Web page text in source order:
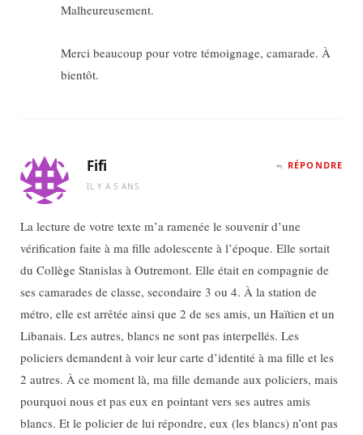
Malheureusement.
Merci beaucoup pour votre témoignage, camarade. À
bientôt.
Fifi
IL Y A 5 ANS
RÉPONDRE
La lecture de votre texte m’a ramenée le souvenir d’une
vérification faite à ma fille adolescente à l’époque. Elle sortait
du Collège Stanislas à Outremont. Elle était en compagnie de
ses camarades de classe, secondaire 3 ou 4. À la station de
métro, elle est arrêtée ainsi que 2 de ses amis, un Haïtien et un
Libanais. Les autres, blancs ne sont pas interpellés. Les
policiers demandent à voir leur carte d’identité à ma fille et les
2 autres. À ce moment là, ma fille demande aux policiers, mais
pourquoi nous et pas eux en pointant vers ses autres amis
blancs. Et le policier de lui répondre, eux (les blancs) n’ont pas